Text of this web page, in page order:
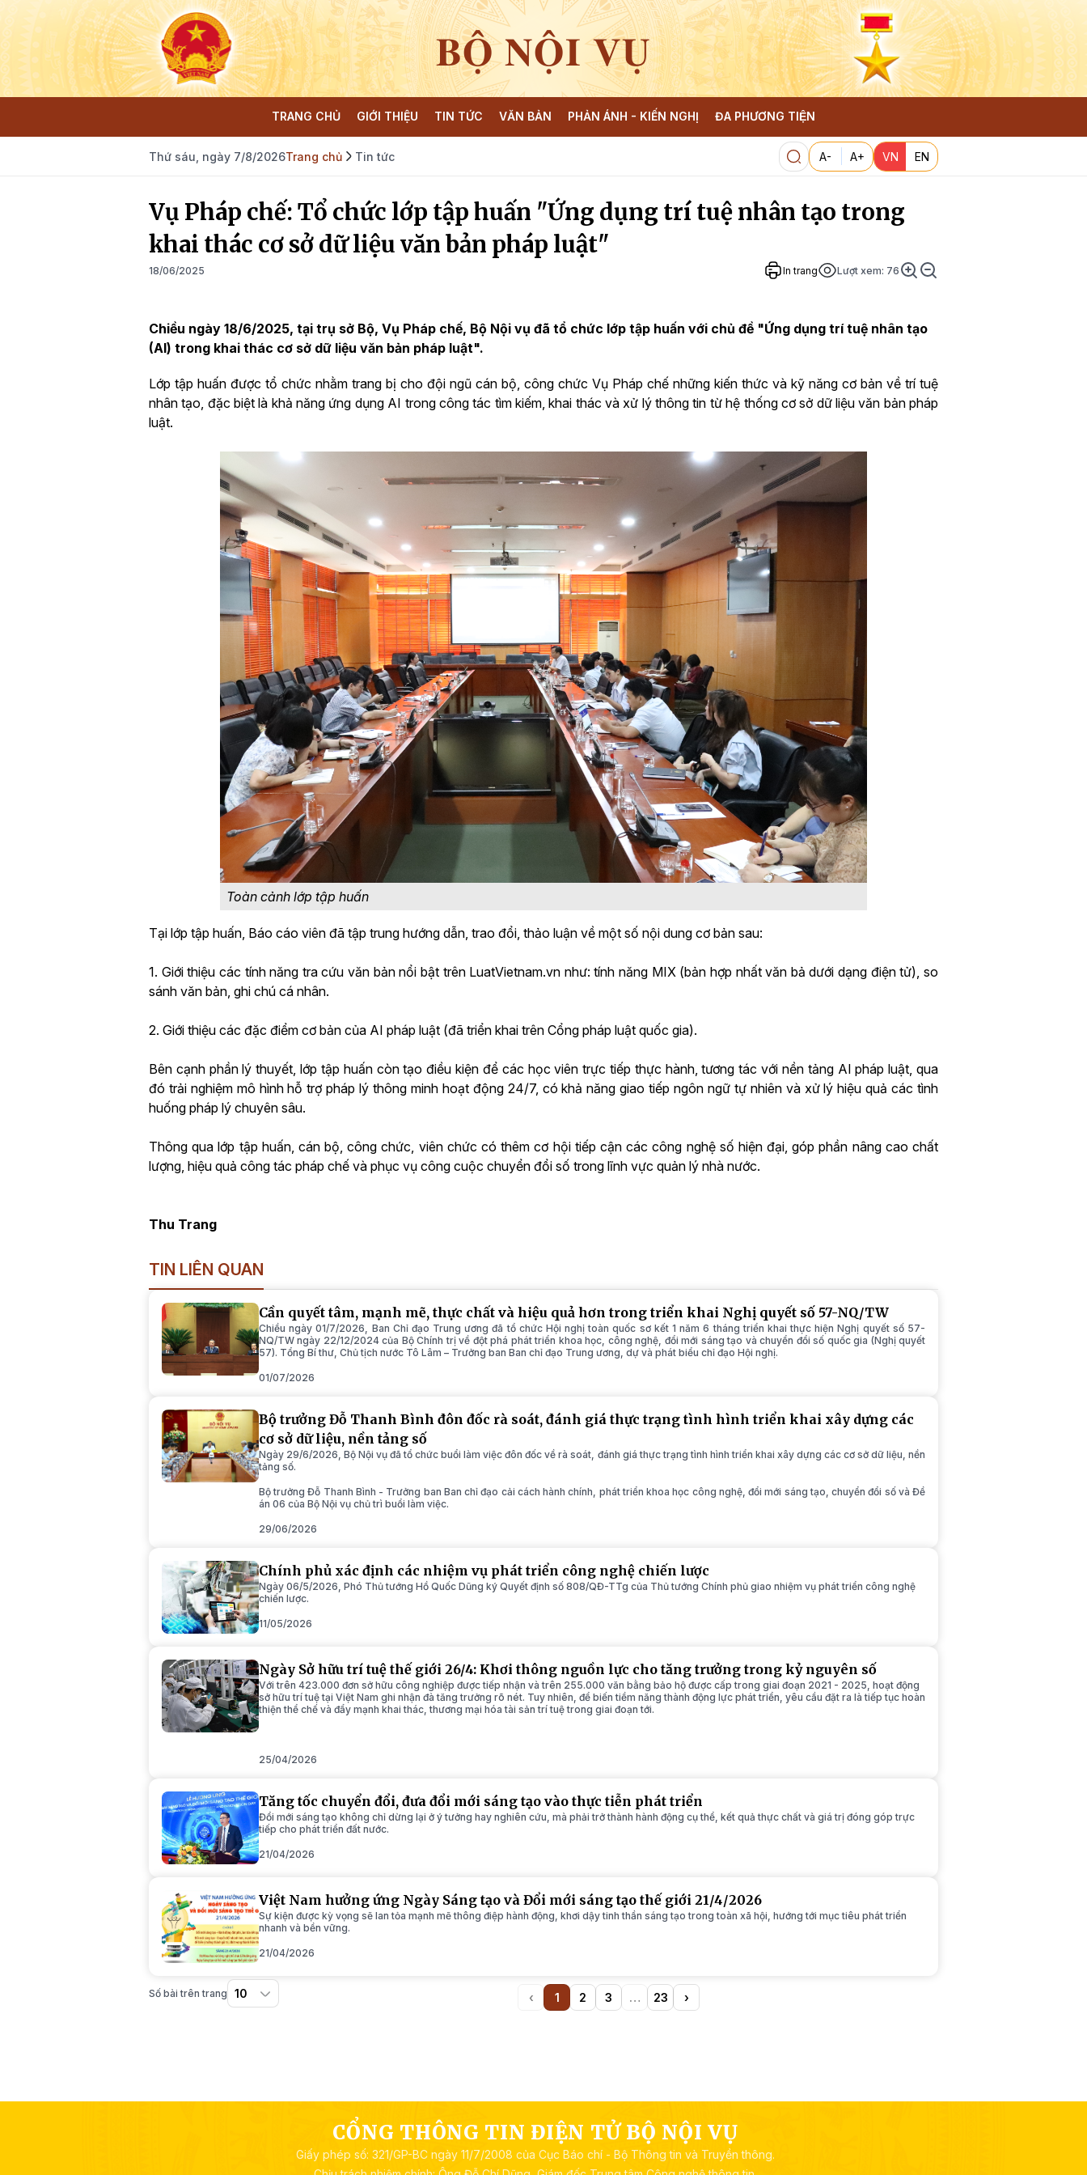
BỘ NỘI VỤ
TRANG CHỦ GIỚI THIỆU TIN TỨC VĂN BẢN PHẢN ÁNH - KIẾN NGHỊ ĐA PHƯƠNG TIỆN
Thứ sáu, ngày 7/8/2026Trang chủ Tin tức A- A+ VN EN
Vụ Pháp chế: Tổ chức lớp tập huấn "Ứng dụng trí tuệ nhân tạo trong
khai thác cơ sở dữ liệu văn bản pháp luật"
18/06/2025 In trang Lượt xem: 76
Chiều ngày 18/6/2025, tại trụ sở Bộ, Vụ Pháp chế, Bộ Nội vụ đã tổ chức lớp tập huấn với chủ đề "Ứng dụng trí tuệ nhân tạo
(AI) trong khai thác cơ sở dữ liệu văn bản pháp luật".
Lớp tập huấn được tổ chức nhằm trang bị cho đội ngũ cán bộ, công chức Vụ Pháp chế những kiến thức và kỹ năng cơ bản về trí tuệ
nhân tạo, đặc biệt là khả năng ứng dụng AI trong công tác tìm kiếm, khai thác và xử lý thông tin từ hệ thống cơ sở dữ liệu văn bản pháp
luật.
Toàn cảnh lớp tập huấn
Tại lớp tập huấn, Báo cáo viên đã tập trung hướng dẫn, trao đổi, thảo luận về một số nội dung cơ bản sau:
1. Giới thiệu các tính năng tra cứu văn bản nổi bật trên LuatVietnam.vn như: tính năng MIX (bản hợp nhất văn bả dưới dạng điện tử), so
sánh văn bản, ghi chú cá nhân.
2. Giới thiệu các đặc điểm cơ bản của AI pháp luật (đã triển khai trên Cổng pháp luật quốc gia).
Bên cạnh phần lý thuyết, lớp tập huấn còn tạo điều kiện để các học viên trực tiếp thực hành, tương tác với nền tảng AI pháp luật, qua
đó trải nghiệm mô hình hỗ trợ pháp lý thông minh hoạt động 24/7, có khả năng giao tiếp ngôn ngữ tự nhiên và xử lý hiệu quả các tình
huống pháp lý chuyên sâu.
Thông qua lớp tập huấn, cán bộ, công chức, viên chức có thêm cơ hội tiếp cận các công nghệ số hiện đại, góp phần nâng cao chất
lượng, hiệu quả công tác pháp chế và phục vụ công cuộc chuyển đổi số trong lĩnh vực quản lý nhà nước.
Thu Trang
TIN LIÊN QUAN
Cần quyết tâm, mạnh mẽ, thực chất và hiệu quả hơn trong triển khai Nghị quyết số 57-NQ/TW
Chiều ngày 01/7/2026, Ban Chỉ đạo Trung ương đã tổ chức Hội nghị toàn quốc sơ kết 1 năm 6 tháng triển khai thực hiện Nghị quyết số 57-
NQ/TW ngày 22/12/2024 của Bộ Chính trị về đột phá phát triển khoa học, công nghệ, đổi mới sáng tạo và chuyển đổi số quốc gia (Nghị quyết
57). Tổng Bí thư, Chủ tịch nước Tô Lâm – Trưởng ban Ban chỉ đạo Trung ương, dự và phát biểu chỉ đạo Hội nghị.
01/07/2026
Bộ trưởng Đỗ Thanh Bình đôn đốc rà soát, đánh giá thực trạng tình hình triển khai xây dựng các
cơ sở dữ liệu, nền tảng số
Ngày 29/6/2026, Bộ Nội vụ đã tổ chức buổi làm việc đôn đốc về rà soát, đánh giá thực trạng tình hình triển khai xây dựng các cơ sở dữ liệu, nền
tảng số.
Bộ trưởng Đỗ Thanh Bình - Trưởng ban Ban chỉ đạo cải cách hành chính, phát triển khoa học công nghệ, đổi mới sáng tạo, chuyển đổi số và Đề
án 06 của Bộ Nội vụ chủ trì buổi làm việc.
29/06/2026
Chính phủ xác định các nhiệm vụ phát triển công nghệ chiến lược
Ngày 06/5/2026, Phó Thủ tướng Hồ Quốc Dũng ký Quyết định số 808/QĐ-TTg của Thủ tướng Chính phủ giao nhiệm vụ phát triển công nghệ
chiến lược.
11/05/2026
Ngày Sở hữu trí tuệ thế giới 26/4: Khơi thông nguồn lực cho tăng trưởng trong kỷ nguyên số
Với trên 423.000 đơn sở hữu công nghiệp được tiếp nhận và trên 255.000 văn bằng bảo hộ được cấp trong giai đoạn 2021 - 2025, hoạt động
sở hữu trí tuệ tại Việt Nam ghi nhận đà tăng trưởng rõ nét. Tuy nhiên, để biến tiềm năng thành động lực phát triển, yêu cầu đặt ra là tiếp tục hoàn
thiện thể chế và đẩy mạnh khai thác, thương mại hóa tài sản trí tuệ trong giai đoạn tới.
25/04/2026
Tăng tốc chuyển đổi, đưa đổi mới sáng tạo vào thực tiễn phát triển
Đổi mới sáng tạo không chỉ dừng lại ở ý tưởng hay nghiên cứu, mà phải trở thành hành động cụ thể, kết quả thực chất và giá trị đóng góp trực
tiếp cho phát triển đất nước.
21/04/2026
Việt Nam hưởng ứng Ngày Sáng tạo và Đổi mới sáng tạo thế giới 21/4/2026
Sự kiện được kỳ vọng sẽ lan tỏa mạnh mẽ thông điệp hành động, khơi dậy tinh thần sáng tạo trong toàn xã hội, hướng tới mục tiêu phát triển
nhanh và bền vững.
21/04/2026
Số bài trên trang ‹Previous
1(current)
2 3 …More
23 ›Next
CỔNG THÔNG TIN ĐIỆN TỬ BỘ NỘI VỤ
Giấy phép số: 321/GP-BC ngày 11/7/2008 của Cục Báo chí - Bộ Thông tin và Truyền thông.